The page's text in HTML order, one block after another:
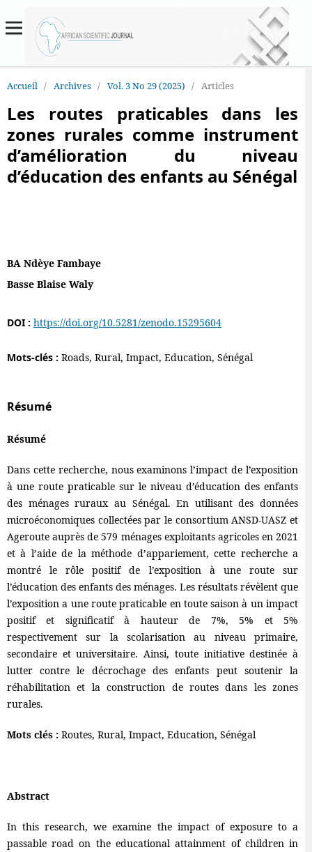
Accueil / Archives / Vol. 3 No 29 (2025) / Articles
Les routes praticables dans les
zones rurales comme instrument
d’amélioration du niveau
d’éducation des enfants au Sénégal
BA Ndèye Fambaye
Basse Blaise Waly
DOI : https://doi.org/10.5281/zenodo.15295604
Mots-clés : Roads, Rural, Impact, Education, Sénégal
Résumé
Résumé
Dans cette recherche, nous examinons l’impact de l’exposition
à une route praticable sur le niveau d’éducation des enfants
des ménages ruraux au Sénégal. En utilisant des données
microéconomiques collectées par le consortium ANSD-UASZ et
Ageroute auprès de 579 ménages exploitants agricoles en 2021
et à l’aide de la méthode d’appariement, cette recherche a
montré le rôle positif de l’exposition à une route sur
l’éducation des enfants des ménages. Les résultats révèlent que
l’exposition a une route praticable en toute saison à un impact
positif et significatif à hauteur de 7%, 5% et 5%
respectivement sur la scolarisation au niveau primaire,
secondaire et universitaire. Ainsi, toute initiative destinée à
lutter contre le décrochage des enfants peut soutenir la
réhabilitation et la construction de routes dans les zones
rurales.
Mots clés : Routes, Rural, Impact, Education, Sénégal
Abstract
In this research, we examine the impact of exposure to a
passable road on the educational attainment of children in